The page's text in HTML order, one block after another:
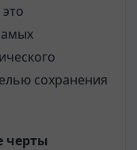
сохранения
черты